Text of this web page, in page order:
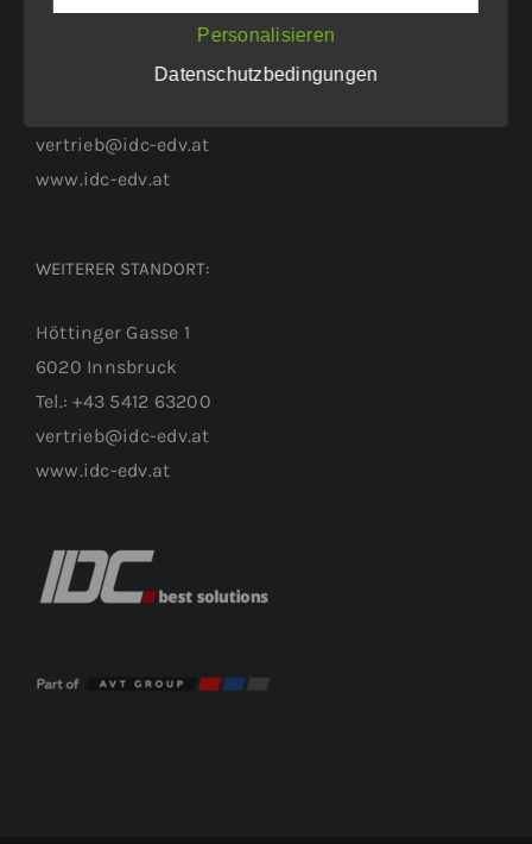
vertrieb@idc-edv.at
www.idc-edv.at
WEITERER STANDORT:
Höttinger Gasse 1
6020 Innsbruck
Tel.: +43 5412 63200
vertrieb@idc-edv.at
www.idc-edv.at
Personalisieren
Datenschutzbedingungen